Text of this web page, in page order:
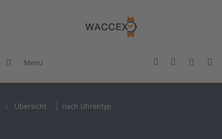
Menü
Übersicht nach Uhrentyp